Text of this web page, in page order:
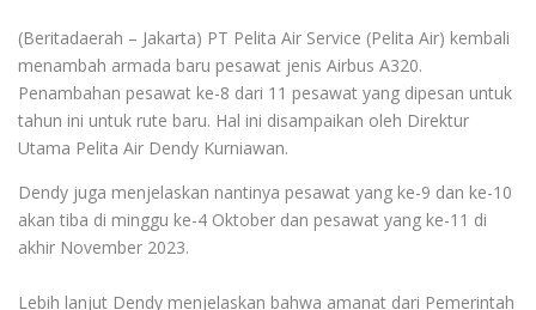
(Beritadaerah – Jakarta) PT Pelita Air Service (Pelita Air) kembali
menambah armada baru pesawat jenis Airbus A320.
Penambahan pesawat ke-8 dari 11 pesawat yang dipesan untuk
tahun ini untuk rute baru. Hal ini disampaikan oleh Direktur
Utama Pelita Air Dendy Kurniawan.
Dendy juga menjelaskan nantinya pesawat yang ke-9 dan ke-10
akan tiba di minggu ke-4 Oktober dan pesawat yang ke-11 di
akhir November 2023.
Lebih lanjut Dendy menjelaskan bahwa amanat dari Pemerintah